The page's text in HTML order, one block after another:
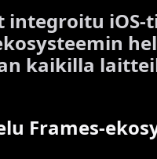
integroitu iOS-
kaikilla
Frames-